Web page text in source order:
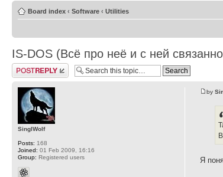
Board index ‹ Software ‹ Utilities
IS-DOS (Всё про неё и с ней
Post a reply
by
Я
SinglWolf
Posts: 168
Joined: 01 Feb 2009, 16:16
Group: Registered users